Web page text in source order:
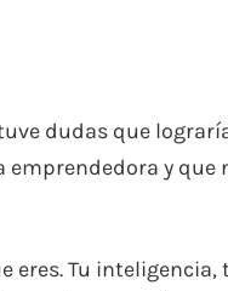
dudas que
emprendedora y que
eres. Tu inteligencia,